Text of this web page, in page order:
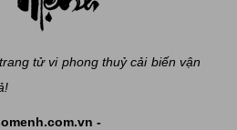
tử vi phong thuỷ cải biến vận
-